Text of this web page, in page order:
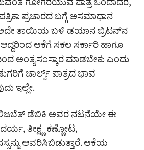
ಪ್ರಚಾರದ ಬಗ್ಗೆ ಅಸಮಾಧಾನ
ಅದೇ ತಾಯಿಯ ಬಳಿ ಡಯಾನ ಬ್ರಿಟನ್‌ನ
ಆಕೆಗೆ ಸಕಲ ಸರ್ಕಾರಿ ಹಾಗೂ
ಅಂತ್ಯಸಂಸ್ಕಾರ ಮಾಡಬೇಕು ಎಂದು
ಚಾರ್ಲ್ಸ್ ಪಾತ್ರದ ಭಾವ
ಇಲ್ಲೇ.
ಡೆಬಿಕಿ ಅವರ ನಟನೆಯೇ ಈ
ತೀಕ್ಷ್ಣ ಕಣ್ಣೋಟ,
ಆವರಿಸಿಬಿಡುತ್ತಾರೆ. ಆಕೆಯ